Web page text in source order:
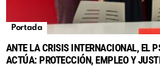
Portada
ANTE LA CRISIS INTERNACIONAL, EL
ACTÚA: PROTECCIÓN, EMPLEO Y